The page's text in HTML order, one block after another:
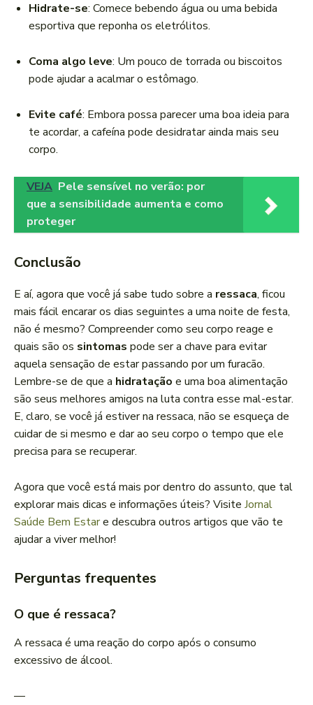
Hidrate-se: Comece bebendo água ou uma bebida
esportiva que reponha os eletrólitos.
Coma algo leve: Um pouco de torrada ou biscoitos
pode ajudar a acalmar o estômago.
Evite café: Embora possa parecer uma boa ideia para
te acordar, a cafeína pode desidratar ainda mais seu
corpo.
VEJA Pele sensível no verão: por
que a sensibilidade aumenta e como
proteger
Conclusão
E aí, agora que você já sabe tudo sobre a ressaca, ficou
mais fácil encarar os dias seguintes a uma noite de festa,
não é mesmo? Compreender como seu corpo reage e
quais são os sintomas pode ser a chave para evitar
aquela sensação de estar passando por um furacão.
Lembre-se de que a hidratação e uma boa alimentação
são seus melhores amigos na luta contra esse mal-estar.
E, claro, se você já estiver na ressaca, não se esqueça de
cuidar de si mesmo e dar ao seu corpo o tempo que ele
precisa para se recuperar.
Agora que você está mais por dentro do assunto, que tal
explorar mais dicas e informações úteis? Visite Jornal
Saúde Bem Estare descubra outros artigos que vão te
ajudar a viver melhor!
Perguntas frequentes
O que é ressaca?
A ressaca é uma reação do corpo após o consumo
excessivo de álcool.
—